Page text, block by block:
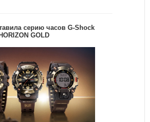
серию часов G-Shock
GOLD